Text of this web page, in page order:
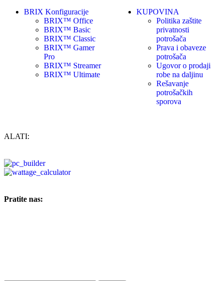
BRIX Konfiguracije
BRIX™ Office
BRIX™ Basic
BRIX™ Classic
BRIX™ Gamer
Pro
BRIX™ Streamer
BRIX™ Ultimate
KUPOVINA
Politika zaštite
privatnosti
potrošača
Prava i obaveze
potrošača
Ugovor o prodaji
robe na daljinu
Rešavanje
potrošačkih
sporova
ALATI:
Pratite nas: